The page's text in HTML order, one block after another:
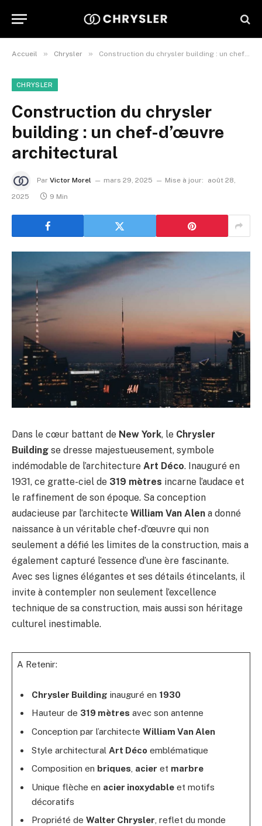
Accueil » Chrysler » Construction du chrysler building : un chef-d’œuvre architectural
CHRYSLER
Construction du chrysler
building : un chef-d’œuvre
architectural
Par Victor Morel mars 29, 2025 Mise à jour:
août 28,
2025
9 Min
Dans le cœur battant de New York, le Chrysler
Building se dresse majestueusement, symbole
indémodable de l’architecture Art Déco. Inauguré en
1931, ce gratte-ciel de 319 mètres incarne l’audace et
le raffinement de son époque. Sa conception
audacieuse par l’architecte William Van Alen a donné
naissance à un véritable chef-d’œuvre qui non
seulement a défié les limites de la construction, mais a
également capturé l’essence d’une ère fascinante.
Avec ses lignes élégantes et ses détails étincelants, il
invite à contempler non seulement l’excellence
technique de sa construction, mais aussi son héritage
culturel inestimable.
A Retenir:
Chrysler Building inauguré en 1930
Hauteur de 319 mètres avec son antenne
Conception par l’architecte William Van Alen
Style architectural Art Déco emblématique
Composition en briques acier et marbre
Unique flèche en acier inoxydableet motifs
décoratifs
Propriété de Walter Chrysler, reflet du monde